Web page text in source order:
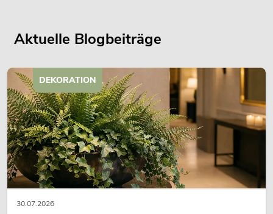
Aktuelle Blogbeiträge
30.07.2026
DEKORATION